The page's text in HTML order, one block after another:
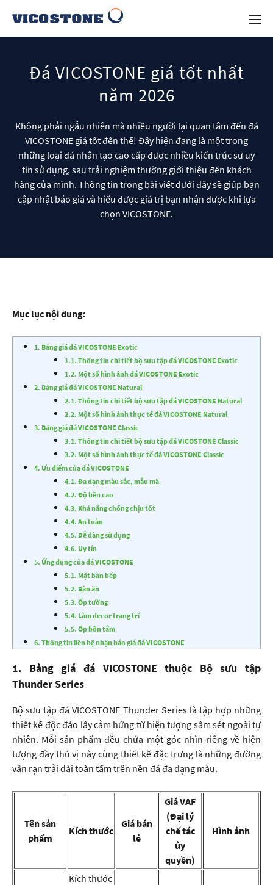
Đá VICOSTONE giá tốt nhất
năm 2026
Không phải ngẫu nhiên mà nhiều người lại quan tâm đến đá
VICOSTONE giá tốt đến thế! Đây hiện đang là một trong
những loại đá nhân tạo cao cấp được nhiều kiến trúc sư uy
tín sử dụng, sau trải nghiệm thường giới thiệu đến khách
hàng của mình. Thông tin trong bài viết dưới đây sẽ giúp bạn
cập nhật báo giá và hiểu được giá trị bạn nhận được khi lựa
chọn VICOSTONE.
Mục lục nội dung:
1. Bảng giá đá VICOSTONE Exotic
1.1. Thông tin chi tiết bộ sưu tập đá VICOSTONE Exotic
1.2. Một số hình ảnh đá VICOSTONE Exotic
2. Bảng giá đá VICOSTONE Natural
2.1. Thông tin chi tiết bộ sưu tập đá VICOSTONE Natural
2.2. Một số hình ảnh thực tế đá VICOSTONE Natural
3. Bảng giá đá VICOSTONE Classic
3.1. Thông tin chi tiết bộ sưu tập đá VICOSTONE Classic
3.2. Một số hình ảnh thực tế đá VICOSTONE Classic
4. Ưu điểm của đá VICOSTONE
4.1. Đa dạng màu sắc, mẫu mã
4.2. Độ bền cao
4.3. Khả năng chống chịu tốt
4.4. An toàn
4.5. Dễ dàng sử dụng
4.6. Uy tín
5. Ứng dụng của đá VICOSTONE
5.1. Mặt bàn bếp
5.2. Bàn ăn
5.3. Ốp tường
5.4. Làm decor trang trí
5.5. Ốp bồn tắm
6. Thông tin liên hệ nhận báo giá đá VICOSTONE
1. Bảng giá đá VICOSTONE thuộc Bộ sưu tập
Thunder Series
Bộ sưu tập đá VICOSTONE Thunder Series là tập hợp những
thiết kế độc đáo lấy cảm hứng từ hiện tượng sấm sét ngoài tự
nhiên. Mỗi sản phẩm đều chứa một góc nhìn riêng về hiện
tượng đầy thú vị này cùng thiết kế đặc trưng là những đường
vân rạn trải dài toàn tấm trên nền đá đa dạng màu.
Tên sản
phẩm
Kích thước
Giá bán
lẻ
Giá VAF
(Đại lý
chế tác
ủy
quyền)
Hình ảnh
Kích thước